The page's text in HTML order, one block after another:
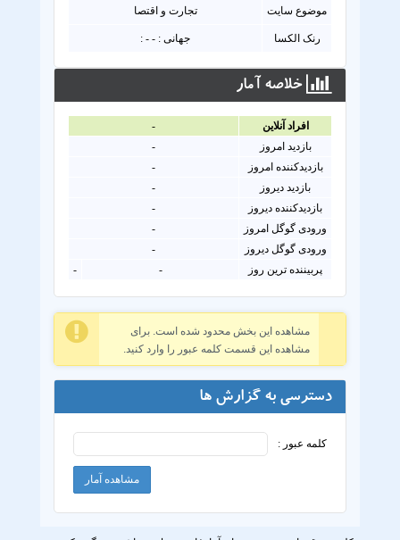
موضوع سایت تجارت و اقتصا
رنک الکسا جهانی : - - :
خلاصه آمار
افراد آنلاين
-
بازدید امروز
-
بازدیدکننده امروز
-
بازدید دیروز
-
بازدیدکننده دیروز
-
ورودی گوگل امروز
-
ورودی گوگل دیروز
-
پربیننده ترین روز
-
-
مشاهده این بخش محدود شده است. برای
مشاهده این قسمت کلمه عبور را وارد کنید.
دسترسی به گزارش ها
کلمه عبور :